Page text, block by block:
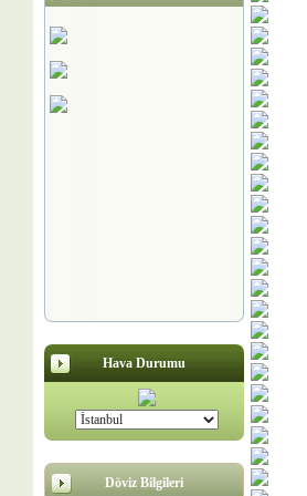
Hava Durumu
Döviz Bilgileri